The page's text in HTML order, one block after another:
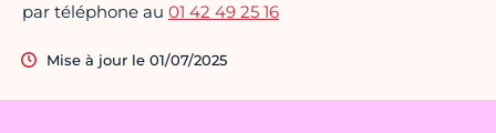
par téléphone au 01 42 49 25 16
Mise à jour le 01/07/2025